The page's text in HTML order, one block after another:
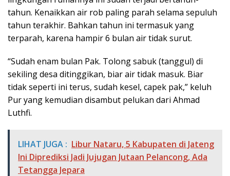
tahun. Kenaikkan air rob paling parah selama sepuluh
tahun terakhir. Bahkan tahun ini termasuk yang
terparah, karena hampir 6 bulan air tidak surut.
“Sudah enam bulan Pak. Tolong sabuk (tanggul) di
sekiling desa ditinggikan, biar air tidak masuk. Biar
tidak seperti ini terus, sudah kesel, capek pak,” keluh
Pur yang kemudian disambut pelukan dari Ahmad
Luthfi.
LIHAT JUGA : Libur Nataru, 5 Kabupaten di Jateng
Ini Diprediksi Jadi Jujugan Jutaan Pelancong, Ada
Tetangga Jepara